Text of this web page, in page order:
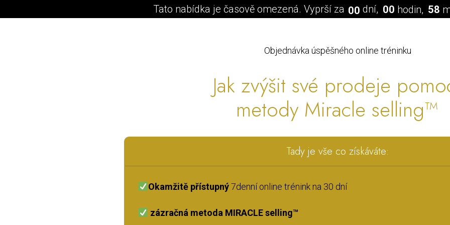
Tato nabídka je časově omezená. Vyprší za 00 dní 00 hodin 58
Objednávka úspěšného online tréninku
Jak zvýšit své prodeje
metody Miracle selling™
Tady je vše co získáváte:
Okamžitě přístupný7denní online trénink na 30 dní
zázračná metoda MIRACLE selling™